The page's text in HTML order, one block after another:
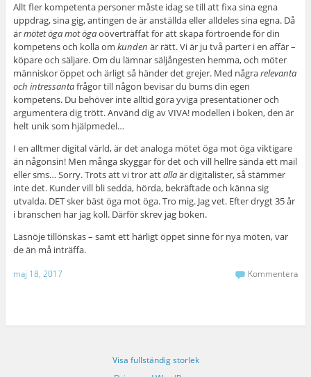
Allt fler kompetenta personer måste idag se till att fixa sina egna
uppdrag, sina gig, antingen de är anställda eller alldeles sina egna. Då
ärmötet öga mot ögaoöverträffat för att skapa förtroende för din
kompetens och kolla om kunden är rätt. Vi är ju två parter i en affär –
köpare och säljare. Om du lämnar säljångesten hemma, och möter
människor öppet och ärligt så händer det grejer. Med någrarelevanta
och intressantafrågor till någon bevisar du bums din egen
kompetens. Du behöver inte alltid göra yviga presentationer och
argumentera dig trött. Använd dig av VIVA! modellen i boken, den är
helt unik som hjälpmedel…
I en alltmer digital värld, är det analoga mötet öga mot öga viktigare
än någonsin! Men många skyggar för det och vill hellre sända ett mail
eller sms… Sorry. Trots att vi tror attallaär digitalister, så stämmer
inte det. Kunder vill bli sedda, hörda, bekräftade och känna sig
utvalda. DET sker bäst öga mot öga. Tro mig. Jag vet. Efter drygt 35 år
i branschen har jag koll. Därför skrev jag boken.
Läsnöje tillönskas – samt ett härligt öppet sinne för nya möten, var
de än må inträffa.
maj 18, 2017 Kommentera
Visa fullständig storlek